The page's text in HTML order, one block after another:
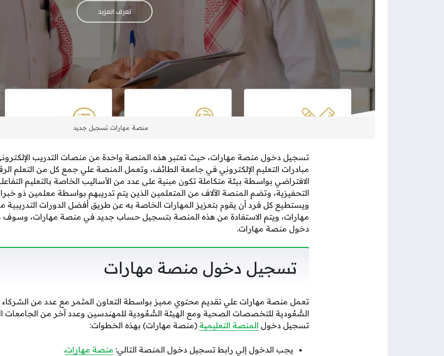
منصة مهارات تسجيل جديد
تسجيل دخول منصة مهارات، حيث تعتبر هذه المنصة واحدة من منصات التدريب
مبادرات التعليم الإلكتروني في جامعة الطائف، وتعمل المنصة علي جمع كل من التعلم
الافتراضي بواسطة بيئة متكاملة تكون مبنية على عدد من الأساليب الخاصة بالتعليم
التحفيزية، وتضم المنصة الآلاف من المتعلمين الذين يتم تدريبهم بواسطة معلمين ذو
ويستطيع كل فرد أن يقوم بتعزيز المهارات الخاصة به عن طريق أفضل الدورات التدريبية
مهارات، ويتم الاستفادة من هذه المنصة بتسجيل حساب جديد في منصة مهارات، وسوف
دخول منصة مهارات.
تسجيل دخول منصة مهارات
تعمل منصة مهارات علي تقديم محتوي مميز بواسطة التعاون المثمر مع عدد من الشركاء
السُّعُودية للتخصصات الصحية ومع الهيئة السُّعُودية للمهندسين وعدد آخر من الجامعات
تسجيل دخول المنصة التعليمية (منصة مهارات) بهذه الخطوات:
يجب الدخول إلي رابط تسجيل دخول المنصة التالي: منصة مهارات.